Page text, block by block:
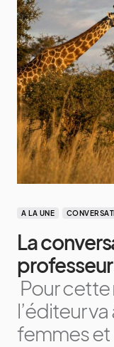
A LA UNE
La
Pour
l’éditeur
femmes et